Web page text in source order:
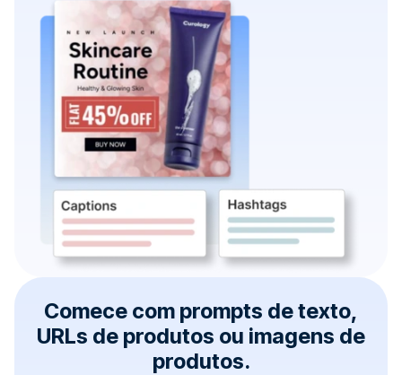
Comece com prompts de texto,
URLs de produtos ou imagens de
produtos.